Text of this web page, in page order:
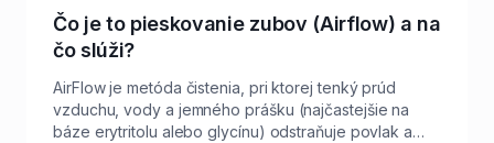
rizikového profilu, ktorý hodnotíme pomocou
parodontologického vyšetrenia. Pravidelnosť je
dôležitejšia než dĺžka jednej návštevy – krátke a
zásah za rok.
Čo je to pieskovanie zubov (Airflow) a na
čo slúži?
AirFlow je metóda čistenia, pri ktorej tenký prúd
vzduchu, vody a jemného prášku (najčastejšie na
báze erytritolu alebo glycínu) odstraňuje povlak a